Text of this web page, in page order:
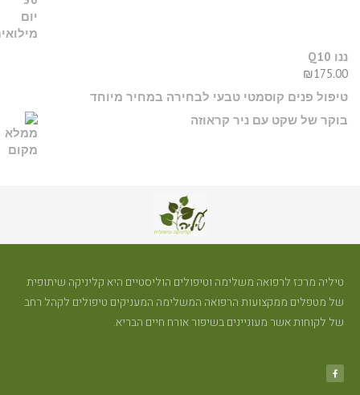
ננו Q10
₪175.00
טיפול פנים קוסמטי טבעי לבחירה במחיר מיוחד
בוקר של שקט עם ניר קראוזה
טיליה מרכז לרפואה משלימה וטיפולים הוליסטיים היא קליניקה שיתופית
של מטפלים ממקצועות הרפואה המשלימה המעניקים טיפולים לקהל רחב
של לקוחות אשר מעוניינים בשיפור אורח חיים הבריא.